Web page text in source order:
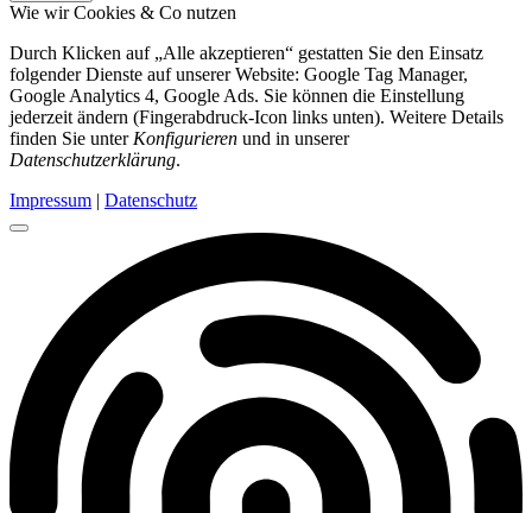
Wie wir Cookies & Co nutzen
Durch Klicken auf „Alle akzeptieren“ gestatten Sie den Einsatz
folgender Dienste auf unserer Website: Google Tag Manager,
Google Analytics 4, Google Ads. Sie können die Einstellung
jederzeit ändern (Fingerabdruck-Icon links unten). Weitere Details
finden Sie unter Konfigurieren und in unserer
Datenschutzerklärung.
Impressum | Datenschutz